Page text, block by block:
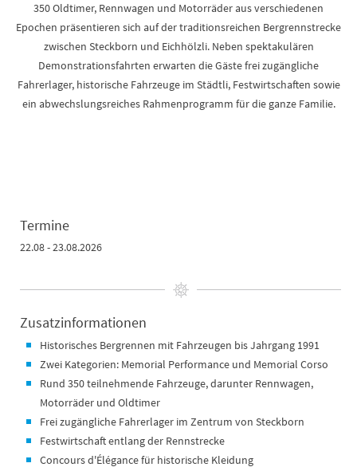
350 Oldtimer, Rennwagen und Motorräder aus verschiedenen
Epochen präsentieren sich auf der traditionsreichen Bergrennstrecke
zwischen Steckborn und Eichhölzli. Neben spektakulären
Demonstrationsfahrten erwarten die Gäste frei zugängliche
Fahrerlager, historische Fahrzeuge im Städtli, Festwirtschaften sowie
ein abwechslungsreiches Rahmenprogramm für die ganze Familie.
Termine
22.08 - 23.08.2026
Zusatzinformationen
Historisches Bergrennen mit Fahrzeugen bis Jahrgang 1991
Zwei Kategorien: Memorial Performance und Memorial Corso
Rund 350 teilnehmende Fahrzeuge, darunter Rennwagen,
Motorräder und Oldtimer
Frei zugängliche Fahrerlager im Zentrum von Steckborn
Festwirtschaft entlang der Rennstrecke
Concours d'Élégance für historische Kleidung